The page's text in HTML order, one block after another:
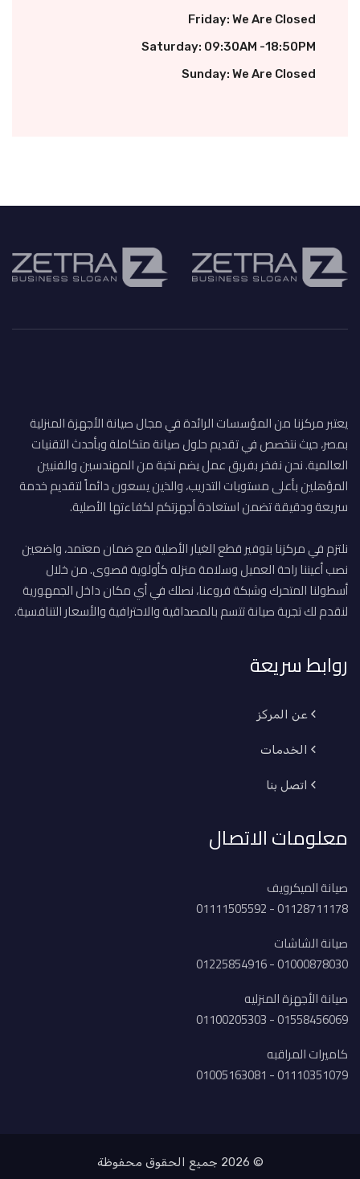
Friday: We Are Closed
Saturday: 09:30AM -18:50PM
Sunday: We Are Closed
يعتبر مركزنا من المؤسسات الرائدة في مجال صيانة الأجهزة المنزلية
بمصر، حيث نتخصص في تقديم حلول صيانة متكاملة وبأحدث التقنيات
العالمية. نحن نفخر بفريق عمل يضم نخبة من المهندسين والفنيين
المؤهلين بأعلى مستويات التدريب، والذين يسعون دائماً لتقديم خدمة
سريعة ودقيقة تضمن استعادة أجهزتكم لكفاءتها الأصلية.
نلتزم في مركزنا بتوفير قطع الغيار الأصلية مع ضمان معتمد، واضعين
نصب أعيننا راحة العميل وسلامة منزله كأولوية قصوى. من خلال
أسطولنا المتحرك وشبكة فروعنا، نصلك في أي مكان داخل الجمهورية
لنقدم لك تجربة صيانة تتسم بالمصداقية والاحترافية والأسعار التنافسية.
روابط سريعة
عن المركز
الخدمات
اتصل بنا
معلومات الاتصال
صيانة الميكرويف
01128711178 - 01111505592
صيانة الشاشات
01000878030 - 01225854916
صيانة الأجهزة المنزليه
01558456069 - 01100205303
كاميرات المراقبه
01110351079 - 01005163081
© 2026 جميع الحقوق محفوظة